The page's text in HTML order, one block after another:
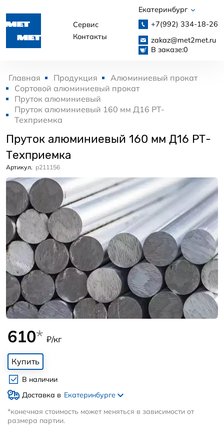
Сервис
Контакты
Екатеринбург
+7(992) 334-18-26
zakaz@met2met.ru
В заказе:0
Главная Продукция
Алюминиевый прокат
Сортовой алюминиевый прокат
Пруток алюминиевый
Пруток алюминиевый 160 мм Д16 РТ-
Техприемка
Пруток алюминиевый 160 мм Д16 РТ-
Техприемка
Артикул. p211156
610* ₽/кг
Купить
В наличии
Доставка в Екатеринбурге
*конечная стоимость может меняться в зависимости от
размера партии.